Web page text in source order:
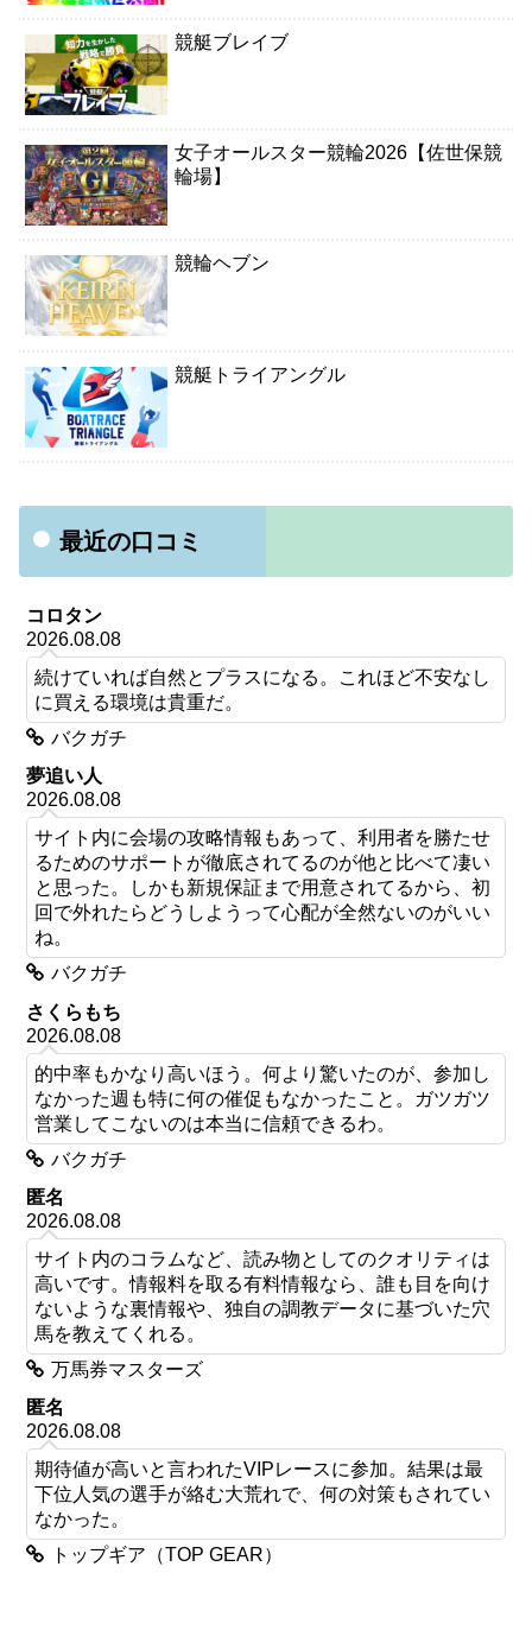
競艇ブレイブ
女子オールスター競輪2026【佐世保競
輪場】
競輪ヘブン
競艇トライアングル
最近の口コミ
コロタン
2026.08.08
続けていれば自然とプラスになる。これほど不安なし
に買える環境は貴重だ。
バクガチ
夢追い人
2026.08.08
サイト内に会場の攻略情報もあって、利用者を勝たせ
るためのサポートが徹底されてるのが他と比べて凄い
と思った。しかも新規保証まで用意されてるから、初
回で外れたらどうしようって心配が全然ないのがいい
ね。
バクガチ
さくらもち
2026.08.08
的中率もかなり高いほう。何より驚いたのが、参加し
なかった週も特に何の催促もなかったこと。ガツガツ
営業してこないのは本当に信頼できるわ。
バクガチ
匿名
2026.08.08
サイト内のコラムなど、読み物としてのクオリティは
高いです。情報料を取る有料情報なら、誰も目を向け
ないような裏情報や、独自の調教データに基づいた穴
馬を教えてくれる。
万馬券マスターズ
匿名
2026.08.08
期待値が高いと言われたVIPレースに参加。結果は最
下位人気の選手が絡む大荒れで、何の対策もされてい
なかった。
トップギア（TOP GEAR）